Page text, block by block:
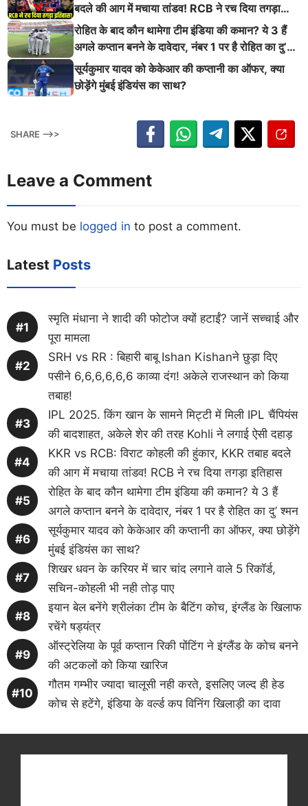
बदले की आग में मचाया तांडव! RCB ने रच दिया तगड़ा
इतिहास
रोहित के बाद कौन थामेगा टीम इंडिया की कमान? ये 3 हैं
अगले कप्तान बनने के दावेदार, नंबर 1 पर है रोहित का दु’
श्मन
सूर्यकुमार यादव को केकेआर की कप्तानी का ऑफर, क्या
छोड़ेंगे मुंबई इंडियंस का साथ?
SHARE -->>
Leave a Comment
You must be logged in to post a comment.
Latest Posts
स्मृति मंधाना ने शादी की फोटोज क्यों हटाईं? जानें सच्चाई और
पूरा मामला
SRH vs RR : बिहारी बाबू Ishan Kishanने छुड़ा दिए
पसीने 6,6,6,6,6,6 काव्या दंग! अकेले राजस्थान को किया
तबाह!
IPL 2025. किंग खान के सामने मिट्टी में मिली IPL चैंपियंस
की बादशाहत, अकेले शेर की तरह Kohli ने लगाई ऐसी दहाड़
KKR vs RCB: विराट कोहली की हुंकार, KKR तबाह बदले
की आग में मचाया तांडव! RCB ने रच दिया तगड़ा इतिहास
रोहित के बाद कौन थामेगा टीम इंडिया की कमान? ये 3 हैं
अगले कप्तान बनने के दावेदार, नंबर 1 पर है रोहित का दु’ श्मन
सूर्यकुमार यादव को केकेआर की कप्तानी का ऑफर, क्या छोड़ेंगे
मुंबई इंडियंस का साथ?
शिखर धवन के करियर में चार चांद लगाने वाले 5 रिकॉर्ड,
सचिन-कोहली भी नही तोड़ पाए
इयान बेल बनेंगे श्रीलंका टीम के बैटिंग कोच, इंग्लैंड के खिलाफ
रचेंगे षड्यंत्र
ऑस्ट्रेलिया के पूर्व कप्तान रिकी पोंटिंग ने इंग्लैंड के कोच बनने
की अटकलों को किया खारिज
गौतम गम्भीर ज्यादा चालूसी नही करते, इसलिए जल्द ही हेड
कोच से हटेंगे, इंडिया के वर्ल्ड कप विनिंग खिलाड़ी का दावा